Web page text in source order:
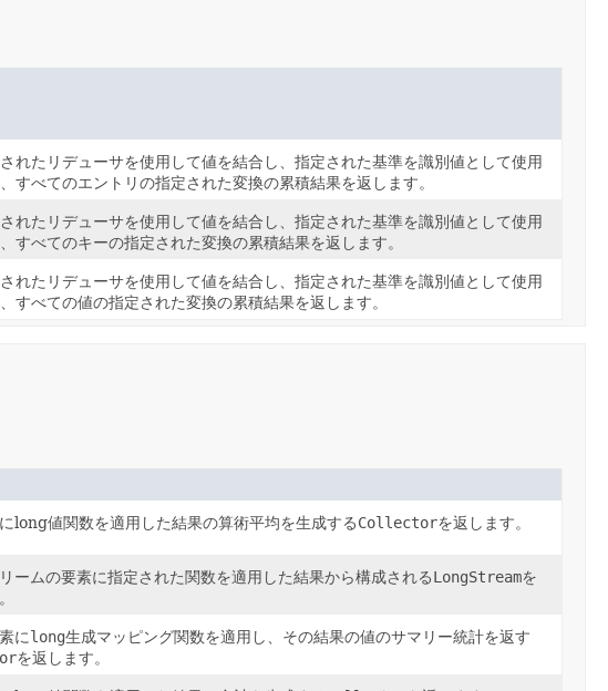
れたリデューサを使用して値を結合し、指定された基準を識別値として使用
すべてのエントリの指定された変換の累積結果を返します。
れたリデューサを使用して値を結合し、指定された基準を識別値として使用
すべてのキーの指定された変換の累積結果を返します。
れたリデューサを使用して値を結合し、指定された基準を識別値として使用
すべての値の指定された変換の累積結果を返します。
long値関数を適用した結果の算術平均を生成するCollectorを返します。
ームの要素に指定された関数を適用した結果から構成されるLongStreamを
にlong生成マッピング関数を適用し、その結果の値のサマリー統計を返す
を返します。